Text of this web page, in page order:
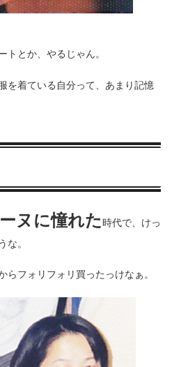
トとか、やるじゃん。
を着ている自分って、あまり記憶
ヌに憧れた時代で、けっ
な。
らフォリフォリ買ったっけなぁ。